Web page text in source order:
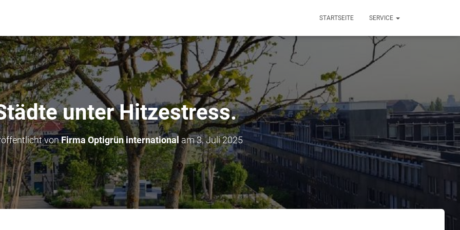
STARTSEITE SERVICE
unter Hitzestress.
vonFirma Optigrün international am3. Juli 2025